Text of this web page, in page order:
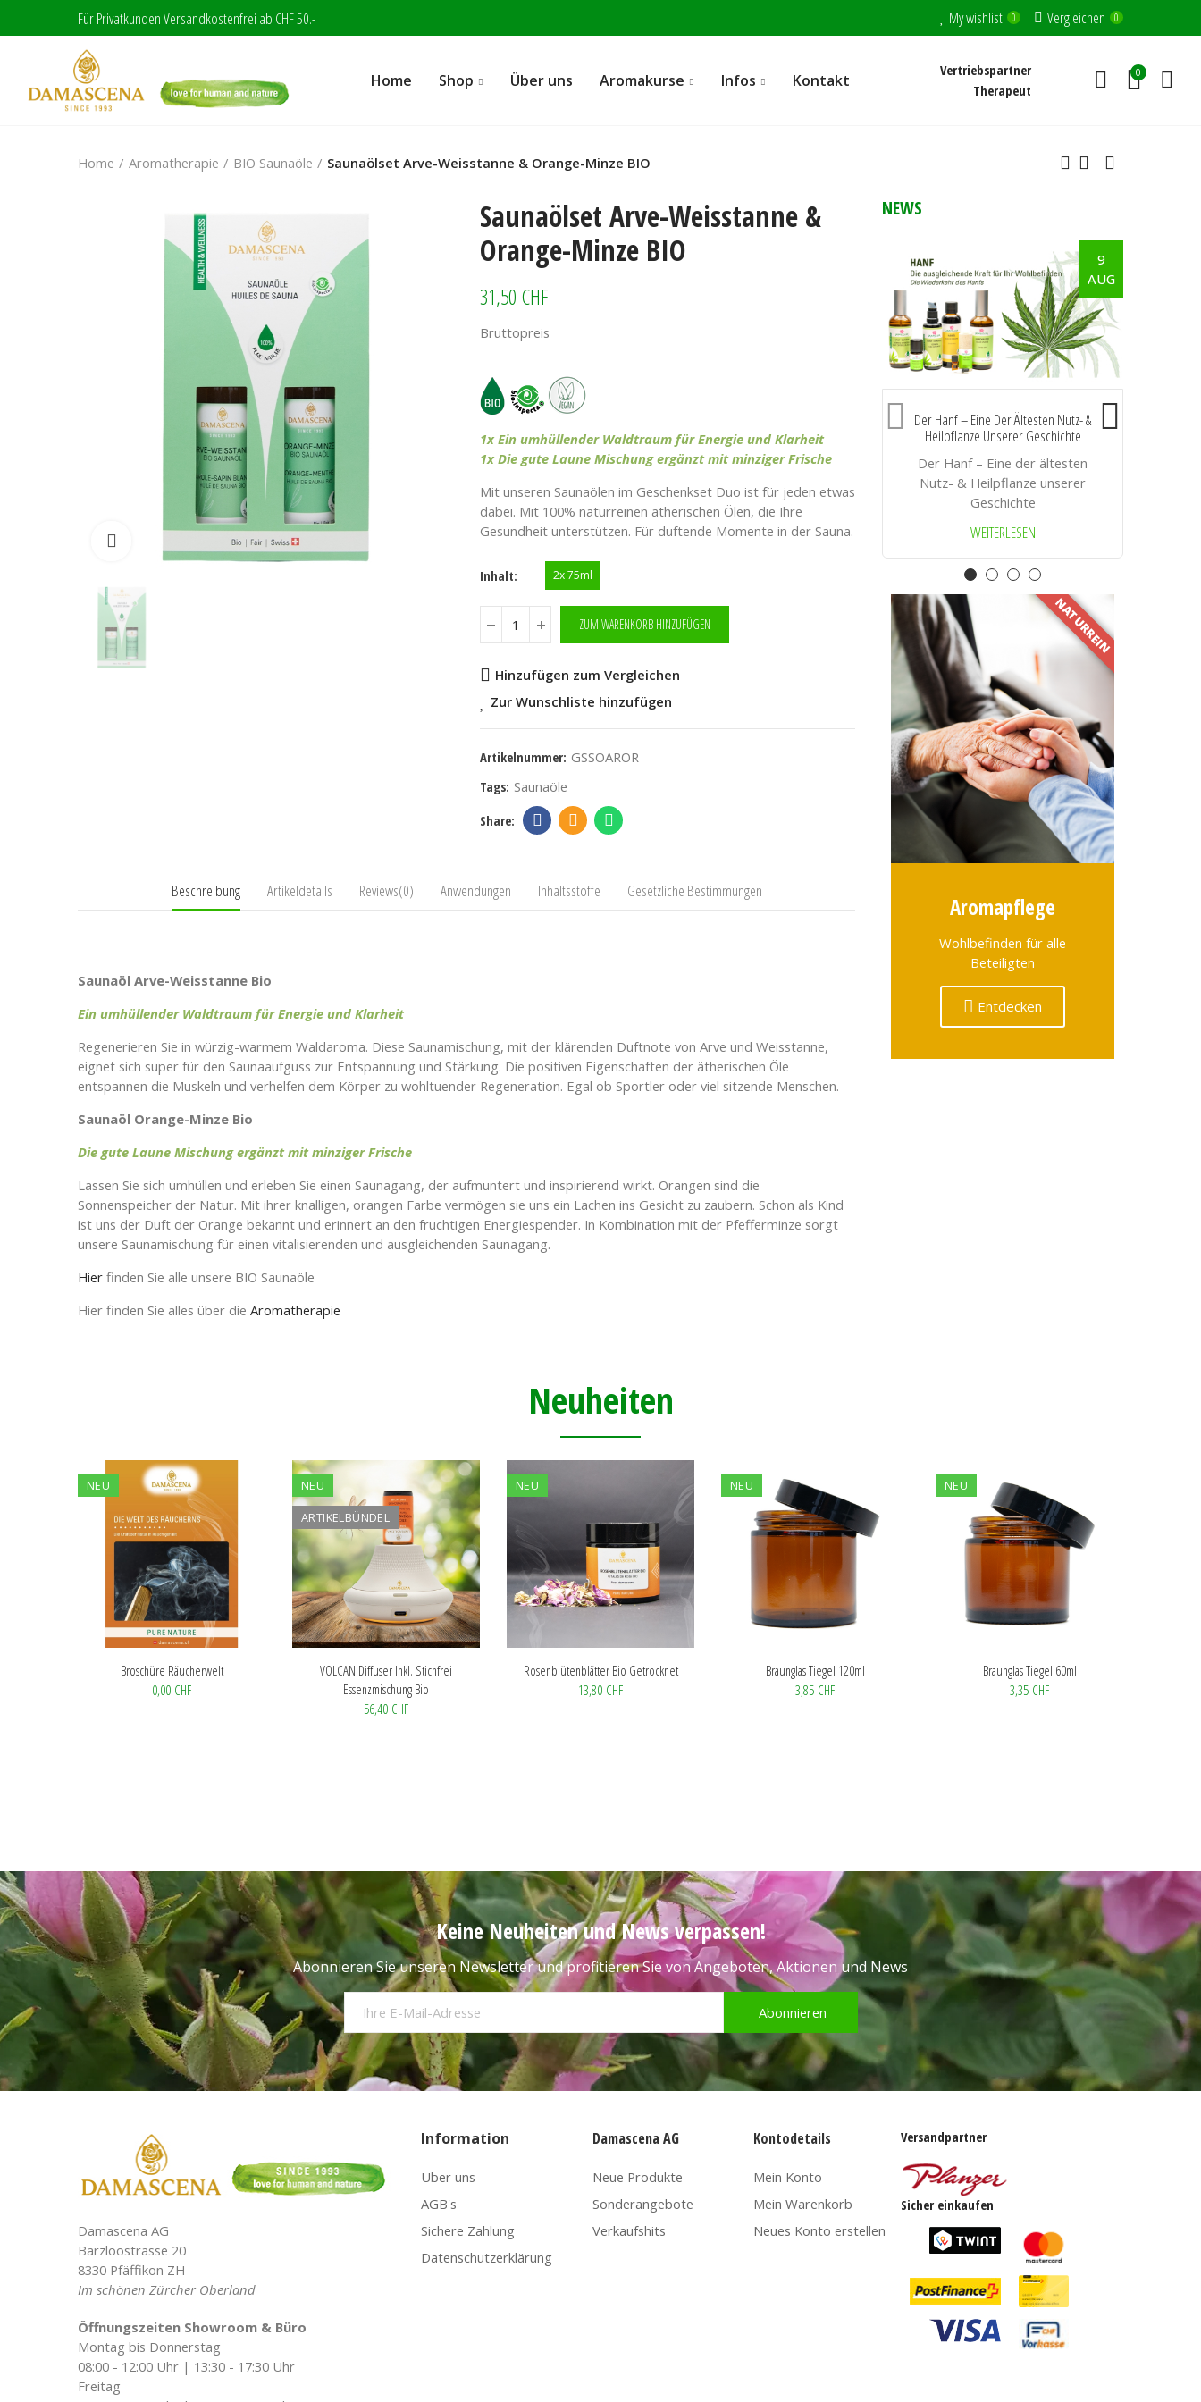
Für Privatkunden Versandkostenfrei ab CHF 50.- My wishlist 0 Vergleichen 0
Home Shop Über uns Aromakurse Infos Kontakt
Vertriebspartner
Therapeut
0
Home Aromatherapie BIO Saunaöle Saunaölset Arve-Weisstanne & Orange-Minze BIO
Klicken zum vergrössern
Saunaölset Arve-Weisstanne &
Orange-Minze BIO
31,50 CHF
Bruttopreis
1x Ein umhüllender Waldtraum für Energie und Klarheit
1x Die gute Laune Mischung ergänzt mit minziger Frische
Mit unseren Saunaölen im Geschenkset Duo ist für jeden etwas
dabei. Mit 100% naturreinen ätherischen Ölen, die Ihre
Gesundheit unterstützen. Für duftende Momente in der Sauna.
Inhalt 2x 75ml
ZUM WARENKORB HINZUFÜGEN
Hinzufügen zum Vergleichen
Zur Wunschliste hinzufügen
Artikelnummer: GSSOAROR
Tags: Saunaöle
Beschreibung Artikeldetails Reviews(0) Anwendungen Inhaltsstoffe Gesetzliche Bestimmungen
Saunaöl Arve-Weisstanne Bio
Ein umhüllender Waldtraum für Energie und Klarheit
Regenerieren Sie in würzig-warmem Waldaroma. Diese Saunamischung, mit der klärenden Duftnote von Arve und Weisstanne,
eignet sich super für den Saunaaufguss zur Entspannung und Stärkung. Die positiven Eigenschaften der ätherischen Öle
entspannen die Muskeln und verhelfen dem Körper zu wohltuender Regeneration. Egal ob Sportler oder viel sitzende Menschen.
Saunaöl Orange-Minze Bio
Die gute Laune Mischung ergänzt mit minziger Frische
Lassen Sie sich umhüllen und erleben Sie einen Saunagang, der aufmuntert und inspirierend wirkt. Orangen sind die
Sonnenspeicher der Natur. Mit ihrer knalligen, orangen Farbe vermögen sie uns ein Lachen ins Gesicht zu zaubern. Schon als Kind
ist uns der Duft der Orange bekannt und erinnert an den fruchtigen Energiespender. In Kombination mit der Pfefferminze sorgt
unsere Saunamischung für einen vitalisierenden und ausgleichenden Saunagang.
Hier finden Sie alle unsere BIO Saunaöle
Hier finden Sie alles über die Aromatherapie
NEWS
9
AUG
Der Hanf – Eine Der Ältesten Nutz- &
Heilpflanze Unserer Geschichte
Der Hanf – Eine der ältesten
Nutz- & Heilpflanze unserer
Geschichte
WEITERLESEN
Aromapflege
Wohlbefinden für alle
Beteiligten
Entdecken
NATURREIN
Neuheiten
NEU
Broschüre Räucherwelt
0,00 CHF
NEU
ARTIKELBÜNDEL
VOLCAN Diffuser Inkl. Stichfrei
Essenzmischung Bio
56,40 CHF
NEU
Rosenblütenblätter Bio Getrocknet
13,80 CHF
NEU
Braunglas Tiegel 120ml
3,85 CHF
NEU
Braunglas Tiegel 60ml
3,35 CHF
Keine Neuheiten und News verpassen!
Abonnieren Sie unseren Newsletter und profitieren Sie von Angeboten, Aktionen und News
Abonnieren
Damascena AG
Barzloostrasse 20
8330 Pfäffikon ZH
Im schönen Zürcher Oberland
Öffnungszeiten Showroom & Büro
Montag bis Donnerstag
08:00 - 12:00 Uhr | 13:30 - 17:30 Uhr
Freitag
Information
Über uns
AGB's
Sichere Zahlung
Datenschutzerklärung
Damascena AG
Neue Produkte
Sonderangebote
Verkaufshits
Kontodetails
Mein Konto
Mein Warenkorb
Neues Konto erstellen
Versandpartner
Sicher einkaufen